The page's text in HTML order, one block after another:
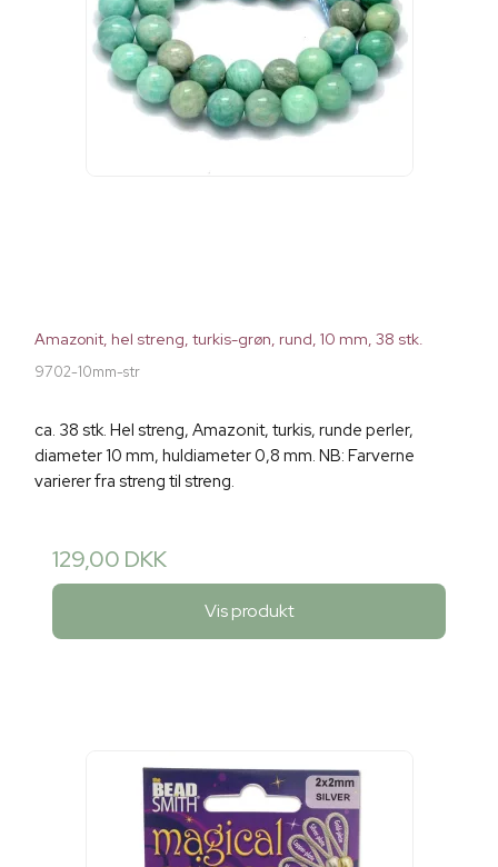
Amazonit, hel streng, turkis-grøn, rund, 10 mm, 38 stk.
9702-10mm-str
ca. 38 stk. Hel streng, Amazonit, turkis, runde perler,
diameter 10 mm, huldiameter 0,8 mm. NB: Farverne
varierer fra streng til streng.
129,00 DKK
Vis produkt